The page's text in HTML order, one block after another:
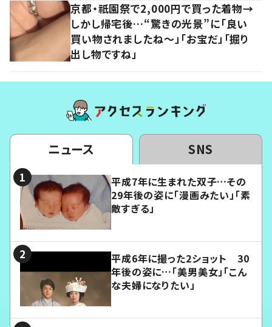
京都・祇園祭で2,000円で買った着物→
しかし帰宅後…“驚きの光景”に「良い
買い物されましたね～」「お宝だ」「掘り
出し物ですね」
ニュース SNS
平成7年に生まれた双子…その
29年後の姿に「漫画みたい」「素
敵すぎる」
平成6年に撮った2ショット 30
年後の姿に…「美男美女」「こん
な夫婦になりたい」